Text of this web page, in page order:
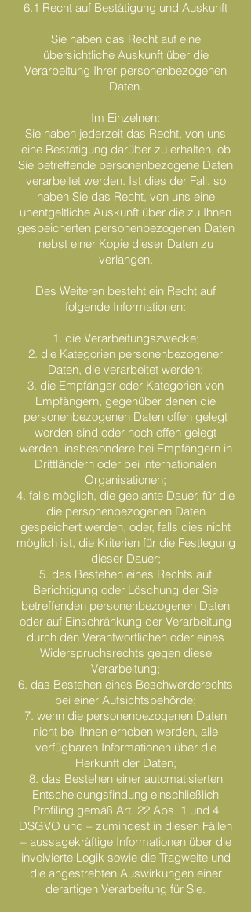
6.1 Recht auf Bestätigung und Auskunft
Sie haben das Recht auf eine
übersichtliche Auskunft über die
Verarbeitung Ihrer personenbezogenen
Daten.
Im Einzelnen:
Sie haben jederzeit das Recht, von uns
eine Bestätigung darüber zu erhalten, ob
Sie betreffende personenbezogene Daten
verarbeitet werden. Ist dies der Fall, so
haben Sie das Recht, von uns eine
unentgeltliche Auskunft über die zu Ihnen
gespeicherten personenbezogenen Daten
nebst einer Kopie dieser Daten zu
verlangen.
Des Weiteren besteht ein Recht auf
folgende Informationen:
1. die Verarbeitungszwecke;
2. die Kategorien personenbezogener
Daten, die verarbeitet werden;
3. die Empfänger oder Kategorien von
Empfängern, gegenüber denen die
personenbezogenen Daten offen gelegt
worden sind oder noch offen gelegt
werden, insbesondere bei Empfängern in
Drittländern oder bei internationalen
Organisationen;
4. falls möglich, die geplante Dauer, für die
die personenbezogenen Daten
gespeichert werden, oder, falls dies nicht
möglich ist, die Kriterien für die Festlegung
dieser Dauer;
5. das Bestehen eines Rechts auf
Berichtigung oder Löschung der Sie
betreffenden personenbezogenen Daten
oder auf Einschränkung der Verarbeitung
durch den Verantwortlichen oder eines
Widerspruchsrechts gegen diese
Verarbeitung;
6. das Bestehen eines Beschwerderechts
bei einer Aufsichtsbehörde;
7. wenn die personenbezogenen Daten
nicht bei Ihnen erhoben werden, alle
verfügbaren Informationen über die
Herkunft der Daten;
8. das Bestehen einer automatisierten
Entscheidungsfindung einschließlich
Profiling gemäß Art. 22 Abs. 1 und 4
DSGVO und – zumindest in diesen Fällen
– aussagekräftige Informationen über die
involvierte Logik sowie die Tragweite und
die angestrebten Auswirkungen einer
derartigen Verarbeitung für Sie.